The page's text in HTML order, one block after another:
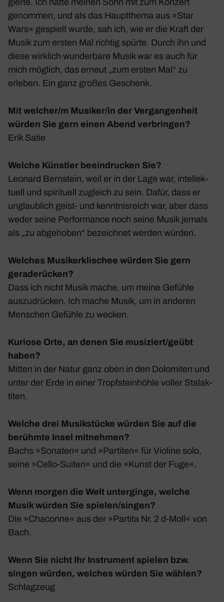
genommen, und als das Haupt­thema aus »Star
Wars« gespielt wurde, sah ich, wie er die Kraft der
Musik zum ersten Mal richtig spürte. Durch ihn und
diese wirk­lich wunder­bare Musik war es auch für
mich möglich, das erneut „zum ersten Mal“ zu
erleben. Ein ganz großes Geschenk.
Mit welcher/m Musiker/in der Vergangenheit
würden Sie gern einen Abend verbringen?
Erik Satie
Welche Künstler beeindrucken Sie?
Leonard Bern­stein, weil er in der Lage war, intel­lek­
tuell und spiri­tuell zugleich zu sein. Dafür, dass er
unglaub­lich geist- und kennt­nis­reich war, aber dass
weder seine Perfor­mance noch seine Musik jemals
als „zu abge­hoben“ bezeichnet werden würden.
Welches Musikerklischee würden Sie gern
geraderücken?
Dass ich nicht Musik mache, um meine Gefühle
auszu­drü­cken. Ich mache Musik, um in anderen
Menschen Gefühle zu wecken.
Kuriose Orte, an denen Sie musiziert/geübt
haben?
Mitten in der Natur ganz oben in den Dolo­miten und
unter der Erde in einer Tropf­stein­höhle voller Stalak­
titen.
Welche drei Musikstücke würden Sie auf die
berühmte Insel mitnehmen?
Bachs »Sonaten« und »Partiten« für Violine solo,
seine »Cello-Suiten« und die »Kunst der Fuge«.
Wenn morgen die Welt unterginge, welche
Musik würden Sie spielen/singen?
Die »Chaconne« aus der »Partita Nr. 2 d‑Moll« von
Bach.
Wenn Sie nicht Ihr Instrument spielen bzw.
singen würden, welches würden Sie wählen?
Schlag­zeug